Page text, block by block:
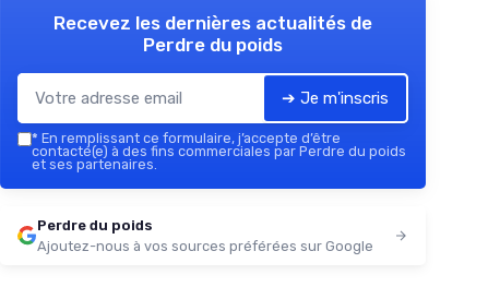
Recevez les dernières actualités de
Perdre du poids
➔ Je m'inscris
* En remplissant ce formulaire, j’accepte d’être
contacté(e) à des fins commerciales par Perdre du poids
et ses partenaires.
Perdre du poids
Ajoutez-nous à vos sources préférées sur Google